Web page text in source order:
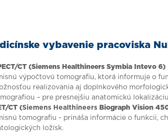
vybavenie pracoviska
CT (Siemens Healthineers Symbia Intevo 6)
výpočtovú tomografiu, ktorá informuje o
realizovania aj doplnkového
– pre presnejšiu anatomickú
CT (Siemens Healthineers Biograph Vision
tomografiu - prináša informácie o funkcii,
ložísk.